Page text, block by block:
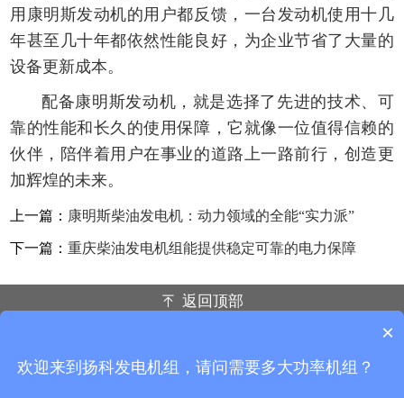
用康明斯发动机的用户都反馈，一台发动机使用十几
年甚至几十年都依然性能良好，为企业节省了大量的
设备更新成本。
配备康明斯发动机，就是选择了先进的技术、可
靠的性能和长久的使用保障，它就像一位值得信赖的
伙伴，陪伴着用户在事业的道路上一路前行，创造更
加辉煌的未来。
上一篇： 康明斯柴油发电机：动力领域的全能“实力派”
下一篇：重庆柴油发电机组能提供稳定可靠的电力保障
返回顶部
联系电话：138-8357-9684 189-8391-9777
×
欢迎来到扬科发电机组，请问需要多大功率机组？